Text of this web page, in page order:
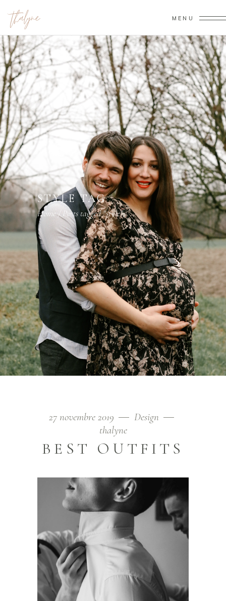
MENU
STYLE TAG
Home/Posts tagged "style"
27 novembre 2019
Design
thalyne
BEST OUTFITS